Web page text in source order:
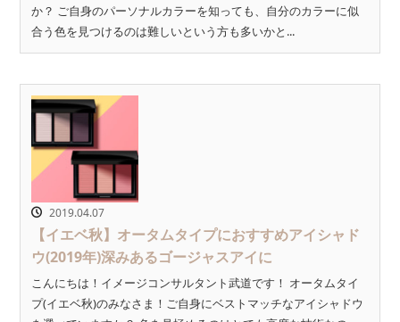
か？ ご自身のパーソナルカラーを知っても、自分のカラーに似
合う色を見つけるのは難しいという方も多いかと...
2019.04.07
【イエベ秋】オータムタイプにおすすめアイシャド
ウ(2019年)深みあるゴージャスアイに
こんにちは！イメージコンサルタント武道です！ オータムタイ
プ(イエベ秋)のみなさま！ご自身にベストマッチなアイシャドウ